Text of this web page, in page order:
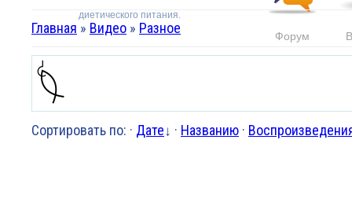
диетического питания.
Форум
Главная » Видео » Разное
Сортировать по: · Дате↓ · Названию ·